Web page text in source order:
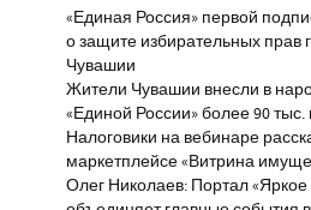
«Единая Россия» первой
о защите избирательных прав
Чувашии
Жители Чувашии внесли в
«Единой России» более 90
Налоговики на вебинаре
маркетплейсе «Витрина
Олег Николаев: Портал